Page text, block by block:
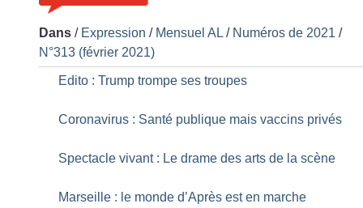
Dans / Expression / Mensuel AL / Numéros de 2021 /
N°313 (février 2021)
Edito : Trump trompe ses troupes
Coronavirus : Santé publique mais vaccins privés
Spectacle vivant : Le drame des arts de la scène
Marseille : le monde d’Après est en marche